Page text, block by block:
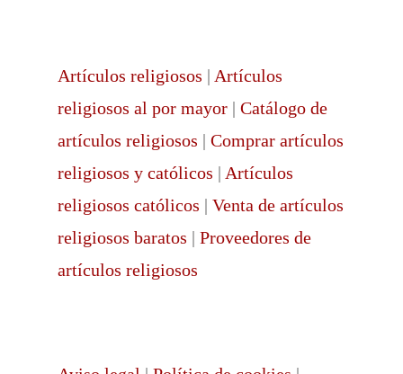
Artículos religiosos | Artículos
religiosos al por mayor | Catálogo de
artículos religiosos | Comprar artículos
religiosos y católicos | Artículos
religiosos católicos | Venta de artículos
religiosos baratos | Proveedores de
artículos religiosos